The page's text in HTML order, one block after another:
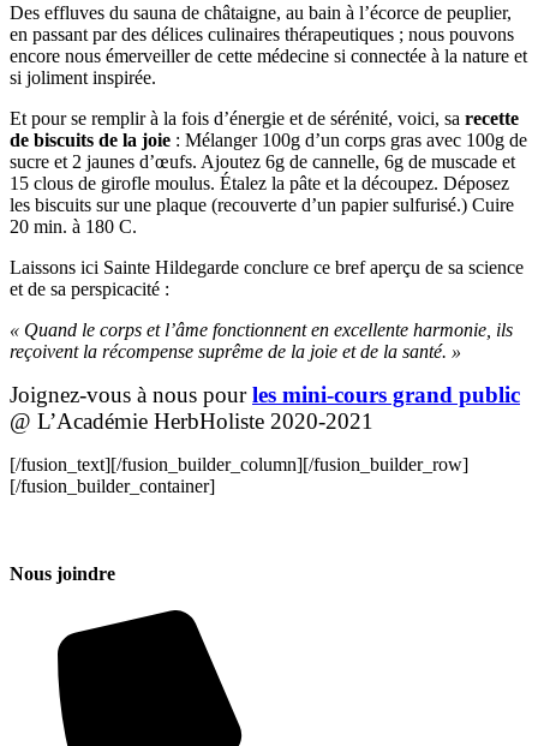
Des effluves du sauna de châtaigne, au bain à l’écorce de peuplier,
en passant par des délices culinaires thérapeutiques ; nous pouvons
encore nous émerveiller de cette médecine si connectée à la nature et
si joliment inspirée.
Et pour se remplir à la fois d’énergie et de sérénité, voici, sa recette
de biscuits de la joie : Mélanger 100g d’un corps gras avec 100g de
sucre et 2 jaunes d’œufs. Ajoutez 6g de cannelle, 6g de muscade et
15 clous de girofle moulus. Étalez la pâte et la découpez. Déposez
les biscuits sur une plaque (recouverte d’un papier sulfurisé.) Cuire
20 min. à 180 C.
Laissons ici Sainte Hildegarde conclure ce bref aperçu de sa science
et de sa perspicacité :
« Quand le corps et l’âme fonctionnent en excellente harmonie, ils
reçoivent la récompense suprême de la joie et de la santé. »
Joignez-vous à nous pour les mini-cours grand public
@ L’Académie HerbHoliste 2020-2021
[/fusion_text][/fusion_builder_column][/fusion_builder_row]
[/fusion_builder_container]
Nous joindre